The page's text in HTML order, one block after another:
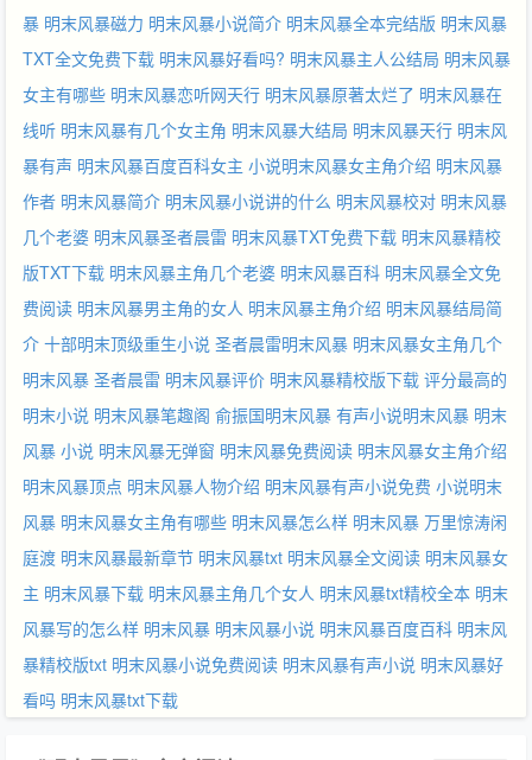
暴 明末风暴磁力 明末风暴小说简介 明末风暴全本完结版 明末风暴
TXT全文免费下载 明末风暴好看吗? 明末风暴主人公结局 明末风暴
女主有哪些 明末风暴恋听网天行 明末风暴原著太烂了 明末风暴在
线听 明末风暴有几个女主角 明末风暴大结局 明末风暴天行 明末风
暴有声 明末风暴百度百科女主 小说明末风暴女主角介绍 明末风暴
作者 明末风暴简介 明末风暴小说讲的什么 明末风暴校对 明末风暴
几个老婆 明末风暴圣者晨雷 明末风暴TXT免费下载 明末风暴精校
版TXT下载 明末风暴主角几个老婆 明末风暴百科 明末风暴全文免
费阅读 明末风暴男主角的女人 明末风暴主角介绍 明末风暴结局简
介 十部明末顶级重生小说 圣者晨雷明末风暴 明末风暴女主角几个
明末风暴 圣者晨雷 明末风暴评价 明末风暴精校版下载 评分最高的
明末小说 明末风暴笔趣阁 俞振国明末风暴 有声小说明末风暴 明末
风暴 小说 明末风暴无弹窗 明末风暴免费阅读 明末风暴女主角介绍
明末风暴顶点 明末风暴人物介绍 明末风暴有声小说免费 小说明末
风暴 明末风暴女主角有哪些 明末风暴怎么样 明末风暴 万里惊涛闲
庭渡 明末风暴最新章节 明末风暴txt 明末风暴全文阅读 明末风暴女
主 明末风暴下载 明末风暴主角几个女人 明末风暴txt精校全本 明末
风暴写的怎么样 明末风暴 明末风暴小说 明末风暴百度百科 明末风
暴精校版txt 明末风暴小说免费阅读 明末风暴有声小说 明末风暴好
看吗 明末风暴txt下载